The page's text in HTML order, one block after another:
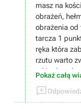
masz na
obrażeń,
obrażenia od
tarcza 1
ręka która
rzutu warto
takim
punkt łaski
to będzie
ile jakieś
Pokaż całą
